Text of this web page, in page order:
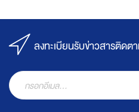
ลงทะเบียนรับข่าวสารติดต